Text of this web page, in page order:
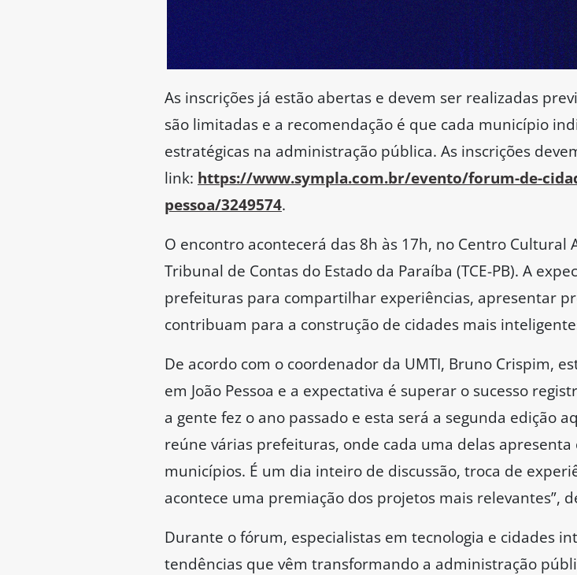
As inscrições já estão abertas e devem ser realizadas
são limitadas e a recomendação é que cada município
estratégicas na administração pública. As inscrições
link: https://www.sympla.com.br/evento/forum-de-
pessoa/3249574.
O encontro acontecerá das 8h às 17h, no Centro Cultural
Tribunal de Contas do Estado da Paraíba (TCE-PB). A
prefeituras para compartilhar experiências, apresentar
contribuam para a construção de cidades mais
De acordo com o coordenador da UMTI, Bruno Crispim,
em João Pessoa e a expectativa é superar o sucesso
a gente fez o ano passado e esta será a segunda edição
reúne várias prefeituras, onde cada uma delas
municípios. É um dia inteiro de discussão, troca de
acontece uma premiação dos projetos mais relevantes”,
Durante o fórum, especialistas em tecnologia e cidades
tendências que vêm transformando a administração